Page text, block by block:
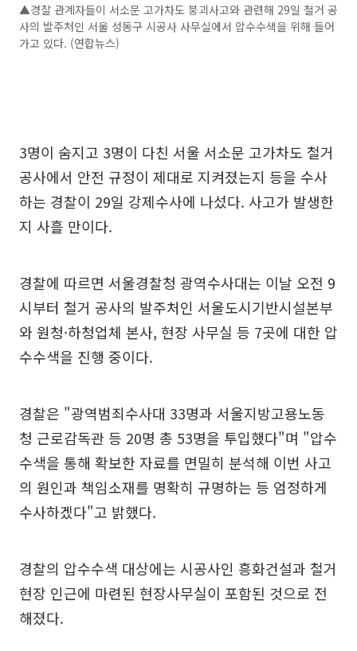
▲경찰 관계자들이 서소문 고가차도 붕괴사고와 관련해 29일 철거 공
사의 발주처인 서울 성동구 시공사 사무실에서 압수수색을 위해 들어
가고 있다. (연합뉴스)
3명이 숨지고 3명이 다친 서울 서소문 고가차도 철거
공사에서 안전 규정이 제대로 지켜졌는지 등을 수사
하는 경찰이 29일 강제수사에 나섰다. 사고가 발생한
지 사흘 만이다.
경찰에 따르면 서울경찰청 광역수사대는 이날 오전 9
시부터 철거 공사의 발주처인 서울도시기반시설본부
와 원청·하청업체 본사, 현장 사무실 등 7곳에 대한 압
수수색을 진행 중이다.
경찰은 "광역범죄수사대 33명과 서울지방고용노동
청 근로감독관 등 20명 총 53명을 투입했다"며 "압수
수색을 통해 확보한 자료를 면밀히 분석해 이번 사고
의 원인과 책임소재를 명확히 규명하는 등 엄정하게
수사하겠다"고 밝했다.
경찰의 압수수색 대상에는 시공사인 흥화건설과 철거
현장 인근에 마련된 현장사무실이 포함된 것으로 전
해졌다.